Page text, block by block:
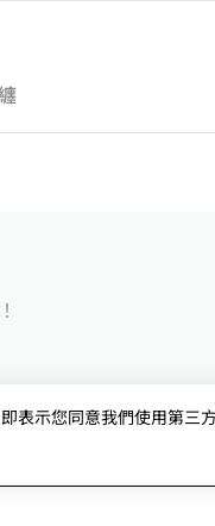
表示您同意我們使用第三